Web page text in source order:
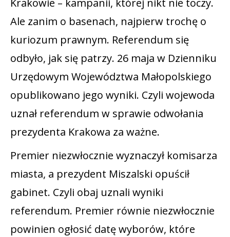
Krakowie – kampanii, której nikt nie toczy.
Ale zanim o basenach, najpierw trochę o
kuriozum prawnym. Referendum się
odbyło, jak się patrzy. 26 maja w Dzienniku
Urzędowym Województwa Małopolskiego
opublikowano jego wyniki. Czyli wojewoda
uznał referendum w sprawie odwołania
prezydenta Krakowa za ważne.
Premier niezwłocznie wyznaczył komisarza
miasta, a prezydent Miszalski opuścił
gabinet. Czyli obaj uznali wyniki
referendum. Premier równie niezwłocznie
powinien ogłosić datę wyborów, które